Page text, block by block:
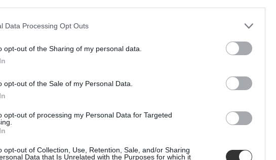
Data Processing Opt Outs
opt-out of the Sharing of my personal data.
opt-out of the Sale of my Personal Data.
opt-out of processing my Personal Data for Targeted
opt-out of Collection, Use, Retention, Sale, and/or Sharing
Data that Is Unrelated with the Purposes for which it